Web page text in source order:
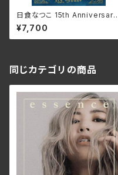
日食なつこ 15th Anniversary
BEST -Fly- by2024-/日食な
つこ 412-LDKCD(仕様/初回
限定盤BOX、2CD)
¥7,700
同じカテゴリの商品